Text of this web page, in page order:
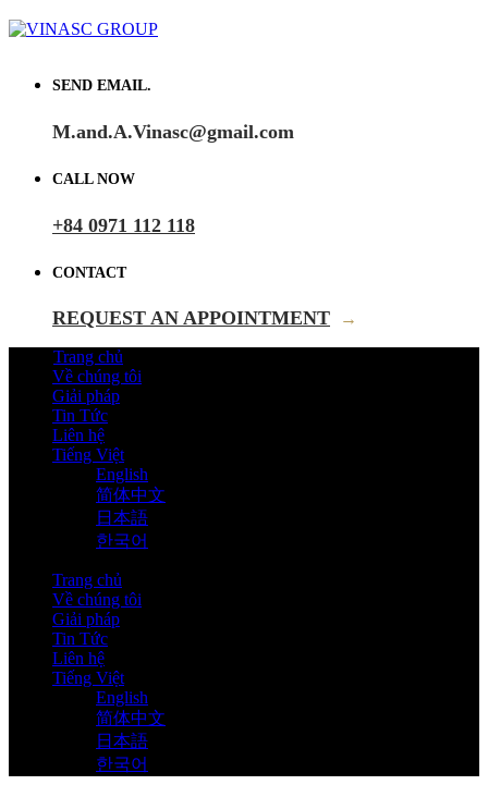
SEND EMAIL.
M.and.A.Vinasc@gmail.com
CALL NOW
+84 0971 112 118
CONTACT
REQUEST AN APPOINTMENT →
Trang chủ
Về chúng tôi
Giải pháp
Tin Tức
Liên hệ
Tiếng Việt
English
简体中文
日本語
한국어
Trang chủ
Về chúng tôi
Giải pháp
Tin Tức
Liên hệ
Tiếng Việt
English
简体中文
日本語
한국어